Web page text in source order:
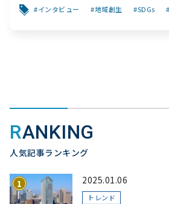
へ繋ぐ挑戦～
インタビュー 地域創生 SDGs
RANKING
人気記事ランキング
2025.01.06
トレンド